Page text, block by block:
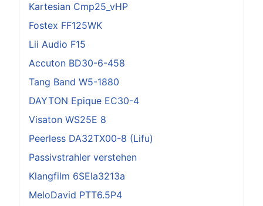
Kartesian Cmp25_vHP
Fostex FF125WK
Lii Audio F15
Accuton BD30-6-458
Tang Band W5-1880
DAYTON Epique EC30-4
Visaton WS25E 8
Peerless DA32TX00-8 (Lifu)
Passivstrahler verstehen
Klangfilm 6SEla3213a
MeloDavid PTT6.5P4